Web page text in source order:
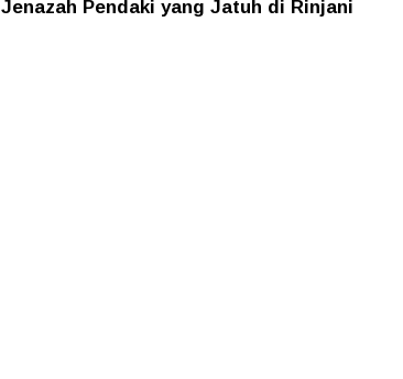
Jenazah Pendaki yang Jatuh di Rinjani